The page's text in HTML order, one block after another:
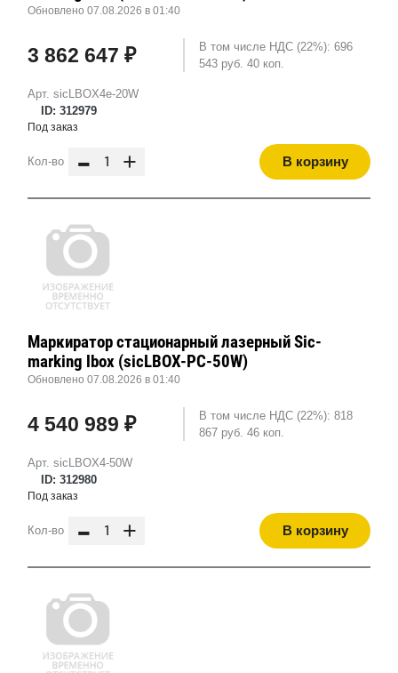
Арт. sicLBOX4e-20W
ID: 312979
Обновлено 07.08.2026 в 01:40
3 862 647 ₽
В том числе НДС (22%): 696
543 руб. 40 коп.
Под заказ
Кол-во - + В корзину
Арт. sicLBOX4-50W
ID: 312980
Маркиратор стационарный лазерный Sic-
marking lbox (sicLBOX-PC-50W)
Обновлено 07.08.2026 в 01:40
4 540 989 ₽
В том числе НДС (22%): 818
867 руб. 46 коп.
Под заказ
Кол-во - + В корзину